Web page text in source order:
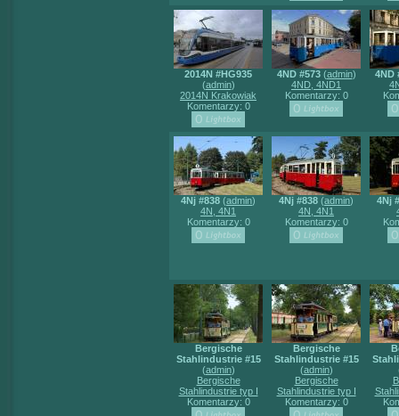
2014N #HG935
(admin)
2014N Krakowiak
Komentarzy: 0
4ND #573(admin)
4ND, 4ND1
Komentarzy: 0
4ND
4Nj #838 (admin)
4N, 4N1
Komentarzy: 0
4Nj #838 (admin)
4N, 4N1
Komentarzy: 0
4Nj
Bergische
Stahlindustrie #15
(admin)
Bergische
Stahlindustrie typ I
Komentarzy: 0
Bergische
Stahlindustrie #15
(admin)
Bergische
Stahlindustrie typ I
Komentarzy: 0